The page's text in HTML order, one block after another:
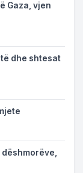
Gaza, vjen
dhe shtesat